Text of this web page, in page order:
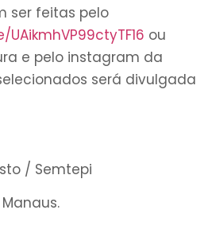
ser feitas pelo
ou
e pelo instagram da
será divulgada
/ Semtepi